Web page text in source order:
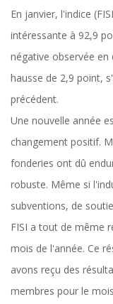
En janvier, l'indice
intéressante à 92,9
négative observée en
hausse de 2,9 point,
précédent.
Une nouvelle année
changement positif.
fonderies ont dû
robuste. Même si
subventions, de
FISI a tout de même
mois de l'année. Ce
avons reçu des
membres pour le